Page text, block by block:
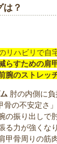
は？
リハビリで自
らすための肩
腕のストレッ
肘の内側に
骨の不安定さ
の振り出しで
る力が強くな
甲骨周りの筋